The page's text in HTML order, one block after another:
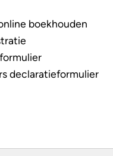
boekhouden
declaratieformulier